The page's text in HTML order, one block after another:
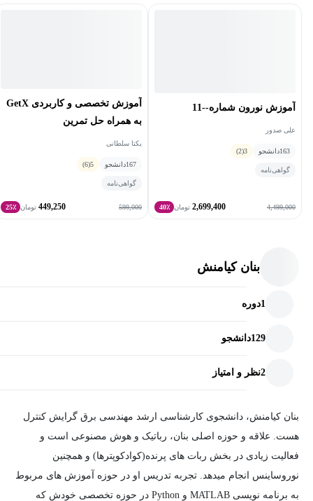
آموزش نورون شماره--11
علی صدور
163دانشجو 3
(2)
گواهی‌نامه
4,499,000
2,699,400 تومان 40٪
آموزش تخصصی و کاربردی GetX
به همراه حل تمرین
یکتا سلطانی
167دانشجو 5
(6)
گواهی‌نامه
599,000
449,250 تومان 25٪
بنان کیامنش
1دوره
129دانشجو
2نظر و امتیاز
بنان کیامنش، دانشجوی کارشناسی ارشد مهندسی برق گرایش کنترل
هست. علاقه و حوزه اصلی بنان، رباتیک و هوش مصنوعی است و
فعالیت زیادی در بخش ربات های پرنده(کوادکوپترها) و همچنین
نوروساینس انجام میدهد. تجربه تدریس او در حوزه آموزش های مربوط
به برنامه نویسی MATLAB و Python در حوزه تخصصی خودش که